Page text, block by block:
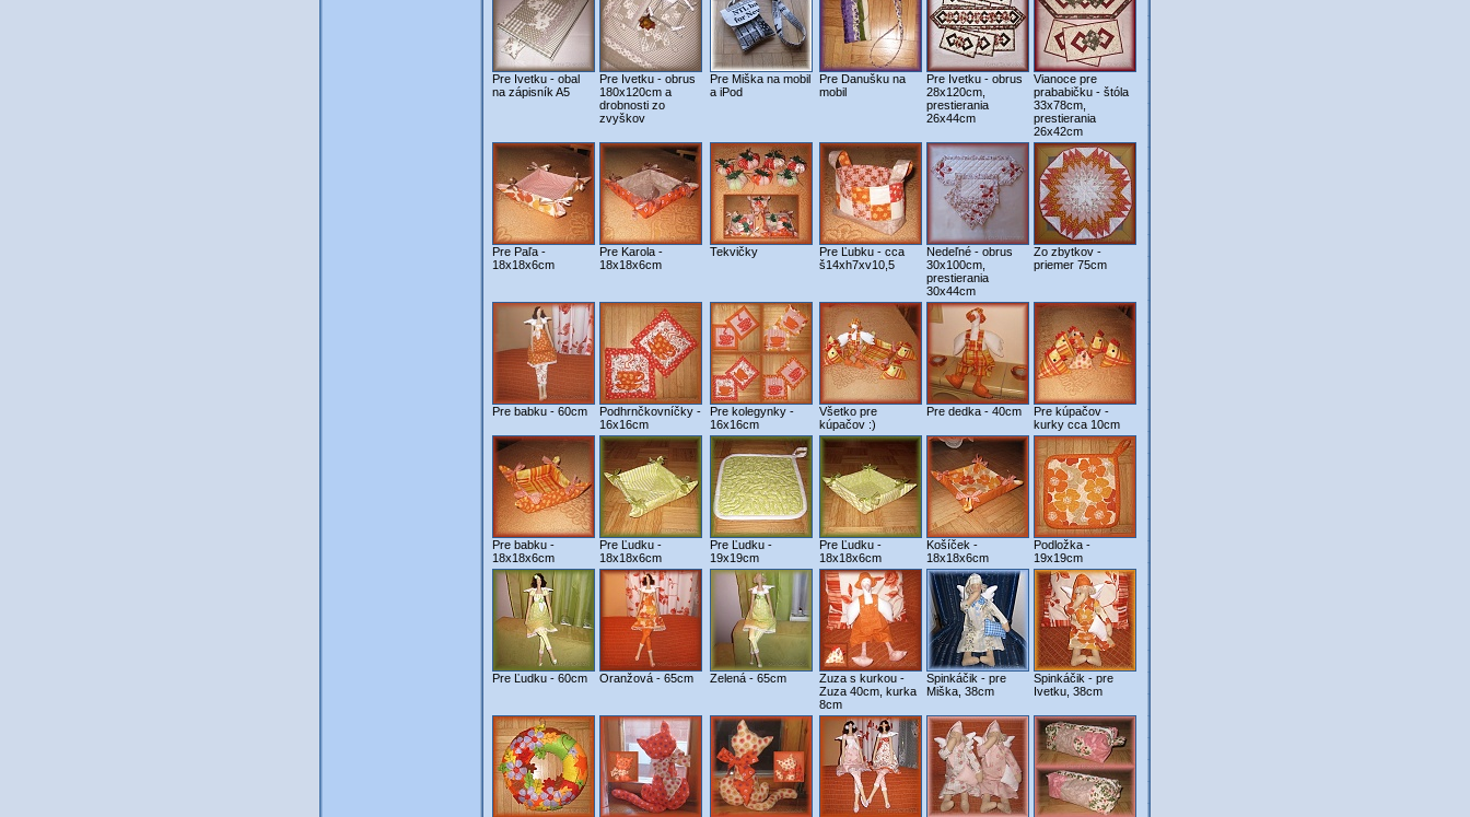
Pre Ivetku - obal
na zápisník A5
Pre Ivetku - obrus
180x120cm a
drobnosti zo
zvyškov
Pre Miška na mobil
a iPod
Pre Danušku na
mobil
Pre Ivetku - obrus
28x120cm,
prestierania
26x44cm
Vianoce pre
prababičku - štóla
33x78cm,
prestierania
26x42cm
Pre Paľa -
18x18x6cm
Pre Karola -
18x18x6cm
Tekvičky
Pre Ľubku - cca
š14xh7xv10,5
Nedeľné - obrus
30x100cm,
prestierania
30x44cm
Zo zbytkov -
priemer 75cm
Pre babku - 60cm
Podhrnčkovníčky -
16x16cm
Pre kolegynky -
16x16cm
Všetko pre
kúpačov :)
Pre dedka - 40cm
Pre kúpačov -
kurky cca 10cm
Pre babku -
18x18x6cm
Pre Ľudku -
18x18x6cm
Pre Ľudku -
19x19cm
Pre Ľudku -
18x18x6cm
Košíček -
18x18x6cm
Podložka -
19x19cm
Pre Ľudku - 60cm Oranžová - 65cm Zelená - 65cm
Zuza s kurkou -
Zuza 40cm, kurka
8cm
Spinkáčik - pre
Miška, 38cm
Spinkáčik - pre
Ivetku, 38cm